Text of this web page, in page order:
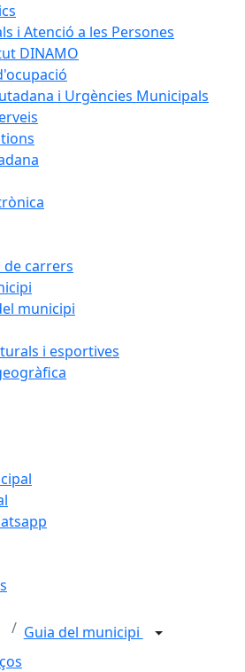
i Atenció a les Persones
DINAMO
i Urgències Municipals
de carrers
municipi
i esportives
Guia del municipi